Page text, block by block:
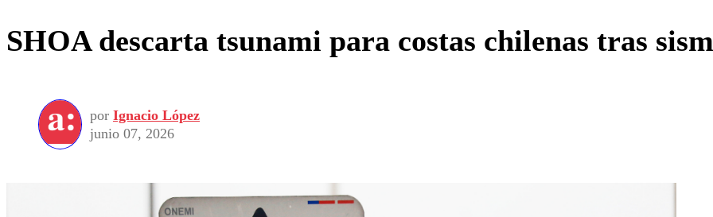
SHOA descarta tsunami para costas chilenas tras
por Ignacio López
junio 07, 2026